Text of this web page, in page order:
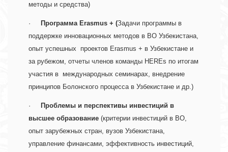
методы и средства)
· Программа Erasmus + (Задачи программы в
поддержке инновационных методов в ВО Узбекистана,
опыт успешных  проектов Erasmus + в Узбекистане и
за рубежом, отчеты членов команды HEREs по итогам
участия в  международных семинарах, внедрение
принципов Болонского процесса в Узбекистане и др.)
·
Проблемы и перспективы инвестиций в
высшее образование (критерии инвестиций в ВО,
опыт зарубежных стран, вузов Узбекистана,
управление финансами, эффективность инвестиций,